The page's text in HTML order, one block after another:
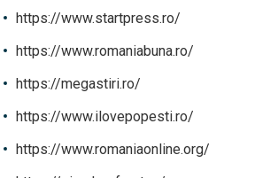
https://www.startpress.ro/
https://www.romaniabuna.ro/
https://megastiri.ro/
https://www.ilovepopesti.ro/
https://www.romaniaonline.org/